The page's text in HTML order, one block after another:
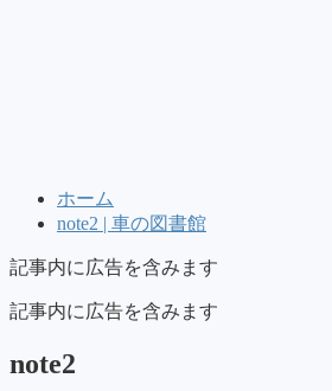
ホーム
note2 | 車の図書館
記事内に広告を含みます
記事内に広告を含みます
note2